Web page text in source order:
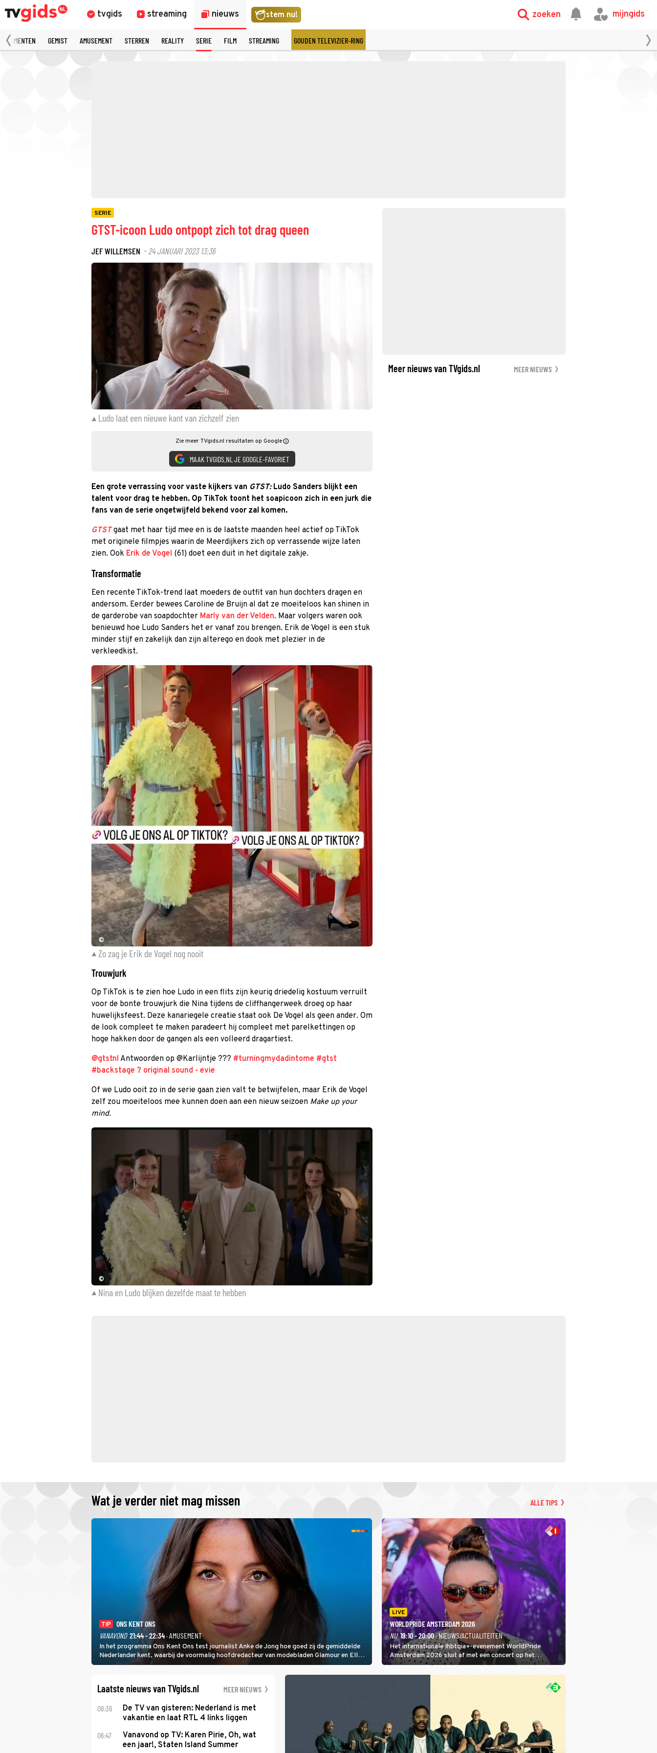
tvgids streaming nieuws stem nu! zoeken mijngids
GEMIST AMUSEMENT STERREN REALITY SERIE FILM STREAMING GOUDEN TELEVIZIER-RING
SERIE
GTST-icoon Ludo ontpopt zich tot drag queen
JEF WILLEMSEN · 24 JANUARI 2023 13:36
Ludo laat een nieuwe kant van zichzelf zien
Zie meer TVgids.nl resultaten op Google
MAAK TVGIDS.NL JE GOOGLE-FAVORIET
Een grote verrassing voor vaste kijkers van GTST: Ludo Sanders blijkt een
talent voor drag te hebben. Op TikTok toont het soapicoon zich in een jurk die
fans van de serie ongetwijfeld bekend voor zal komen.
GTST gaat met haar tijd mee en is de laatste maanden heel actief op TikTok
met originele filmpjes waarin de Meerdijkers zich op verrassende wijze laten
zien. Ook Erik de Vogel (61) doet een duit in het digitale zakje.
Transformatie
Een recente TikTok-trend laat moeders de outfit van hun dochters dragen en
andersom. Eerder bewees Caroline de Bruijn al dat ze moeiteloos kan shinen in
de garderobe van soapdochter Marly van der Velden. Maar volgers waren ook
benieuwd hoe Ludo Sanders het er vanaf zou brengen. Erik de Vogel is een stuk
minder stijf en zakelijk dan zijn alterego en dook met plezier in de
verkleedkist.
©
Zo zag je Erik de Vogel nog nooit
Trouwjurk
Op TikTok is te zien hoe Ludo in een flits zijn keurig driedelig kostuum verruilt
voor de bonte trouwjurk die Nina tijdens de cliffhangerweek droeg op haar
huwelijksfeest. Deze kanariegele creatie staat ook De Vogel als geen ander. Om
de look compleet te maken paradeert hij compleet met parelkettingen op
hoge hakken door de gangen als een volleerd dragartiest.
@gtstnl Antwoorden op @Karlijntje ??? #turningmydadintome #gtst
#backstage ? original sound - evie
Of we Ludo ooit zo in de serie gaan zien valt te betwijfelen, maar Erik de Vogel
zelf zou moeiteloos mee kunnen doen aan een nieuw seizoen Make up your
mind.
©
Nina en Ludo blijken dezelfde maat te hebben
Meer nieuws van TVgids.nl MEER NIEUWS
Wat je verder niet mag missen ALLE TIPS
TIP
ONS KENT ONS
VANAVOND 21:44 - 22:34· AMUSEMENT
In het programma Ons Kent Ons test journalist Anke de Jong hoe goed zij de gemiddelde
Nederlander kent, waarbij de voormalig hoofdredacteur van modebladen Glamour en Elle
het samen met rapper Keizer opneemt tegen Edson da Graça en Marc-Marie Huijbregts.
LIVE
WORLDPRIDE AMSTERDAM 2026
NU 19:10 - 20:00· NIEUWS/ACTUALITEITEN
Het internationale lhbtqia+-evenement WorldPride
Amsterdam 2026 sluit af met een concert op het
Amsterdamse Museumplein. Anita Doth is een van de
optredende artiesten. In de jaren 90 veroverde ze de
Laatste nieuws van TVgids.nl MEER NIEUWS
08:36
De TV van gisteren: Nederland is met
vakantie en laat RTL 4 links liggen
06:47
Vanavond op TV: Karen Pirie, Oh, wat
een jaar!, Staten Island Summer